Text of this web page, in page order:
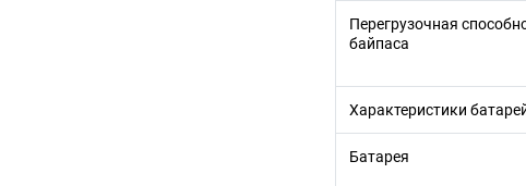
Перегрузочная
байпаса
Характеристики
Батарея